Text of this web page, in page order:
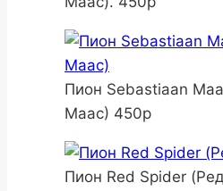
Пион Sebastiaan
Маас) 450р
Пион Red Spider